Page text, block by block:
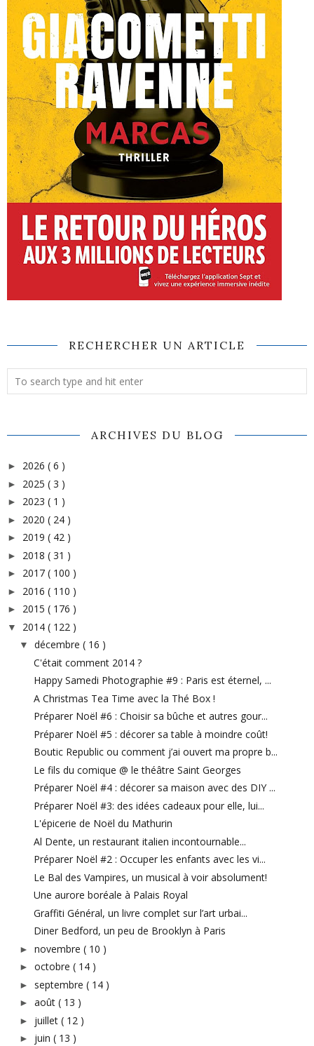
RECHERCHER UN ARTICLE
ARCHIVES DU BLOG
► 2026 ( 6 )
► 2025 ( 3 )
► 2023 ( 1 )
► 2020 ( 24 )
► 2019 ( 42 )
► 2018 ( 31 )
► 2017 ( 100 )
► 2016 ( 110 )
► 2015 ( 176 )
▼ 2014 ( 122 )
▼ décembre ( 16 )
C'était comment 2014 ?
Happy Samedi Photographie #9 : Paris est éternel, ...
A Christmas Tea Time avec la Thé Box !
Préparer Noël #6 : Choisir sa bûche et autres gour...
Préparer Noël #5 : décorer sa table à moindre coût!
Boutic Republic ou comment j’ai ouvert ma propre b...
Le fils du comique @ le théâtre Saint Georges
Préparer Noël #4 : décorer sa maison avec des DIY ...
Préparer Noël #3: des idées cadeaux pour elle, lui...
L'épicerie de Noël du Mathurin
Al Dente, un restaurant italien incontournable...
Préparer Noël #2 : Occuper les enfants avec les vi...
Le Bal des Vampires, un musical à voir absolument!
Une aurore boréale à Palais Royal
Graffiti Général, un livre complet sur l’art urbai...
Diner Bedford, un peu de Brooklyn à Paris
► novembre ( 10 )
► octobre ( 14 )
► septembre ( 14 )
► août ( 13 )
► juillet ( 12 )
► juin ( 13 )